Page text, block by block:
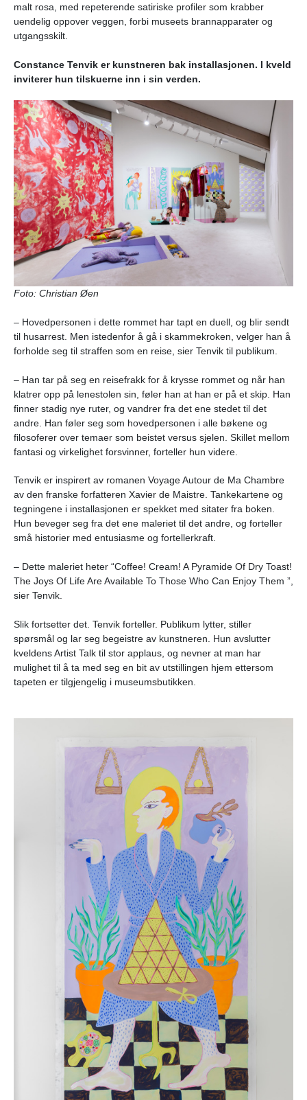
malt rosa, med repeterende satiriske profiler som krabber
uendelig oppover veggen, forbi museets brannapparater og
utgangsskilt.
Constance Tenvik er kunstneren bak installasjonen. I kveld
inviterer hun tilskuerne inn i sin verden.
Foto: Christian Øen
– Hovedpersonen i dette rommet har tapt en duell, og blir sendt
til husarrest. Men istedenfor å gå i skammekroken, velger han å
forholde seg til straffen som en reise, sier Tenvik til publikum.
– Han tar på seg en reisefrakk for å krysse rommet og når han
klatrer opp på lenestolen sin, føler han at han er på et skip. Han
finner stadig nye ruter, og vandrer fra det ene stedet til det
andre. Han føler seg som hovedpersonen i alle bøkene og
filosoferer over temaer som beistet versus sjelen. Skillet mellom
fantasi og virkelighet forsvinner, forteller hun videre.
Tenvik er inspirert av romanen Voyage Autour de Ma Chambre
av den franske forfatteren Xavier de Maistre. Tankekartene og
tegningene i installasjonen er spekket med sitater fra boken.
Hun beveger seg fra det ene maleriet til det andre, og forteller
små historier med entusiasme og fortellerkraft.
– Dette maleriet heter “Coffee! Cream! A Pyramide Of Dry Toast!
The Joys Of Life Are Available To Those Who Can Enjoy Them ”,
sier Tenvik.
Slik fortsetter det. Tenvik forteller. Publikum lytter, stiller
spørsmål og lar seg begeistre av kunstneren. Hun avslutter
kveldens Artist Talk til stor applaus, og nevner at man har
mulighet til å ta med seg en bit av utstillingen hjem ettersom
tapeten er tilgjengelig i museumsbutikken.